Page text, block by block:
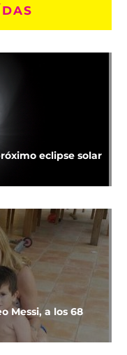
eclipse solar
Messi, a los 68